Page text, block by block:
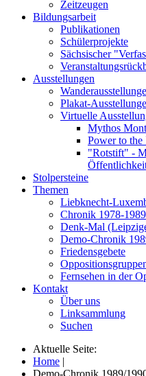
Zeitzeugen
Bildungsarbeit
Publikationen
Schülerprojekte
Sächsischer
Ausstellungen
Plakat-
Virtuelle
Mythos
Power to the
"Rotstift" -
Stolpersteine
Themen
Liebknecht-
Chronik 1978-1989
Denk-Mal
Demo-Chronik
Friedensgebete
Fernsehen in der
Kontakt
Über uns
Linksammlung
Suchen
Aktuelle Seite:
Home |
Demo-Chronik 1989/